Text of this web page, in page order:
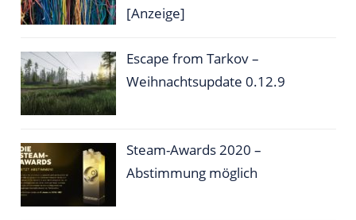
[Anzeige]
Escape from Tarkov –
Weihnachtsupdate 0.12.9
Steam-Awards 2020 –
Abstimmung möglich